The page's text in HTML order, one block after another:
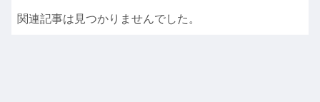
関連記事は見つかりませんでした。